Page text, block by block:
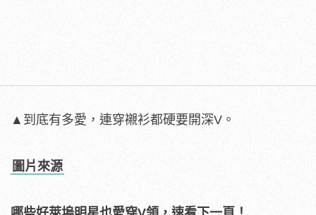
▲到底有多愛，連穿襯衫都硬要開深V。
圖片來源